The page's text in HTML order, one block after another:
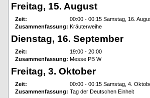
Freitag, 15. August
Zeit:
00:00 - 00:15 Samstag, 16.
Zusammenfassung: Kräuterweihe
Dienstag, 16. September
Zeit:
19:00 - 20:00
Zusammenfassung: Messe PB W
Freitag, 3. Oktober
Zeit:
00:00 - 00:15 Samstag, 4.
Zusammenfassung: Tag der Deutschen Einheit